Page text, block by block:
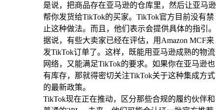
是说，把商品存在亚马逊的仓库里，然后让亚马逊
帮你发货给TikTok的买家。TikTok官方目前没有禁
止这种做法。而且，他们表示会提供具体的指引。
据说，有些大卖家已经在评估，用Amazon MCF来
发TikTok订单了。这样，既能用亚马逊成熟的物流
网络，又能满足TikTok的要求。如果你在亚马逊也
有库存，那就得密切关注TikTok关于这种集成方式
的最新政策。
TikTok现在正在推动，区分那些合规的履约伙伴和